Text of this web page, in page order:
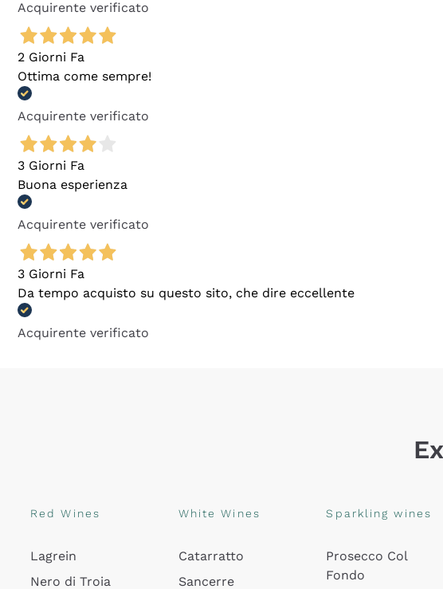
Acquirente verificato
2 Giorni Fa
Ottima come sempre!
Acquirente verificato
3 Giorni Fa
Buona esperienza
Acquirente verificato
3 Giorni Fa
Da tempo acquisto su questo sito, che dire eccellente
Acquirente verificato
Red Wines
Lagrein
Nero di Troia
White Wines
Catarratto
Sancerre
Sparkling wines
Prosecco Col
Fondo